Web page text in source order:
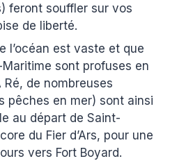
feront souffler sur vos
de liberté.
l’océan est vaste et que
sont profuses en
de nombreuses
pêches en mer) sont ainsi
au départ de Saint-
du Fier d’Ars, pour une
vers Fort Boyard.